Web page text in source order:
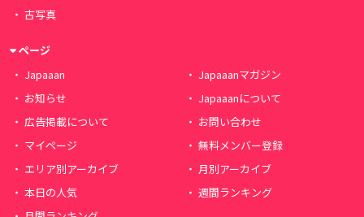
古写真
ページ
Japaaan
Japaaanマガジン
お知らせ
Japaaanについて
広告掲載について
お問い合わせ
マイページ
無料メンバー登録
エリア別アーカイブ
月別アーカイブ
本日の人気
週間ランキング